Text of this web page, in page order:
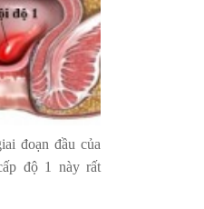
đoạn đầu của
độ 1 này rất